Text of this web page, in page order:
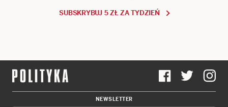
SUBSKRYBUJ 5 ZŁ ZA TYDZIEŃ
NEWSLETTER